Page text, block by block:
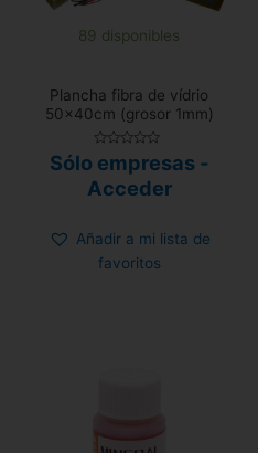
89 disponibles
Plancha fibra de vídrio
50x40cm (grosor 1mm)
con
0
de
Sólo empresas -
Acceder
Añadir a mi lista de
favoritos